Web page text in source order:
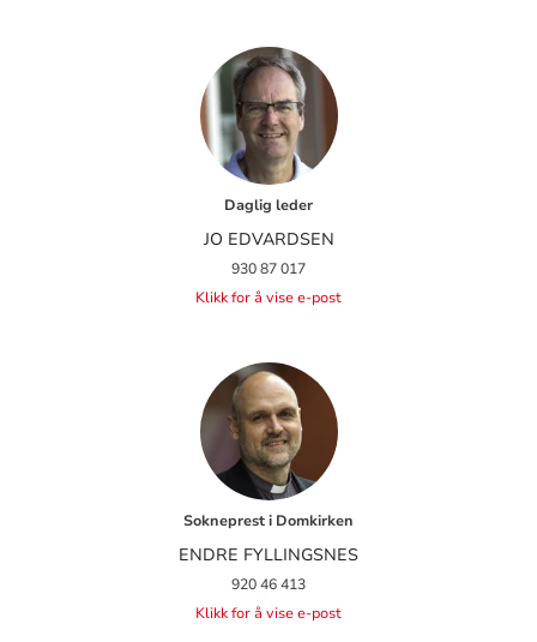
Daglig leder
JO EDVARDSEN
930 87 017
Klikk for å vise e-post
Sokneprest i Domkirken
ENDRE FYLLINGSNES
920 46 413
Klikk for å vise e-post